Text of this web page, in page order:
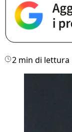
2 min di lettura